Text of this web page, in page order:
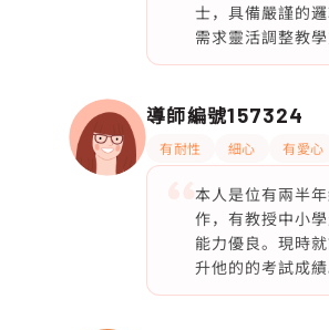
士，具備嚴謹的
需求靈活調整教
導師編號157324
有耐性 細心 有愛心
本人是位有兩半
作，有教授中小
能力優良。現時
升他的的考試成績